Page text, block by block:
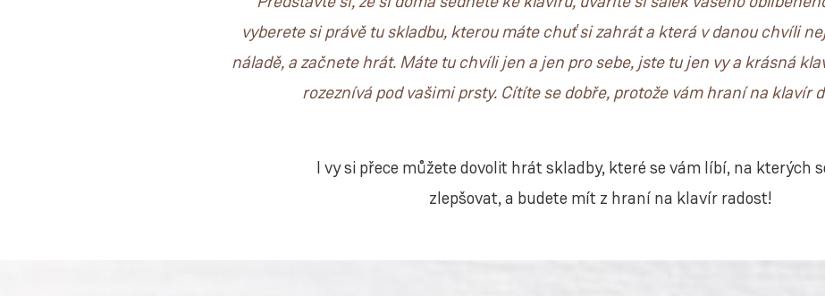
vyberete si právě tu skladbu, kterou máte chuť si zahrát a která v danou chvíli
náladě, a začnete hrát. Máte tu chvíli jen a jen pro sebe, jste tu jen vy a krásná
rozeznívá pod vašimi prsty. Cítíte se dobře, protože vám hraní na klavír
I vy si přece můžete dovolit hrát skladby, které se vám líbí, na kterých
zlepšovat, a budete mít z hraní na klavír radost!